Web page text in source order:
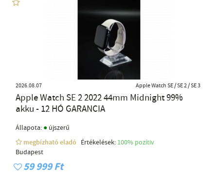
2026.08.07 Apple Watch SE / SE 2 / SE 3
Apple Watch SE 2 2022 44mm Midnight 99%
akku - 12 HÓ GARANCIA
Állapota: ● újszerű
megbízható eladó
Értékelések: 100% pozítiv
Budapest
59 999 Ft